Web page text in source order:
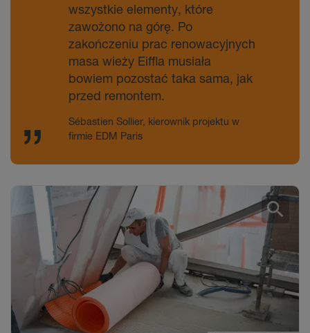
wszystkie elementy, które
zawożono na górę. Po
zakończeniu prac renowacyjnych
masa wieży Eiffla musiała
bowiem pozostać taka sama, jak
przed remontem.
Sébastien Sollier, kierownik projektu w
firmie EDM Paris
search